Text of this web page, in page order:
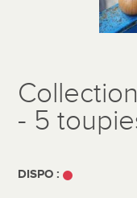
- 5
DISPO :